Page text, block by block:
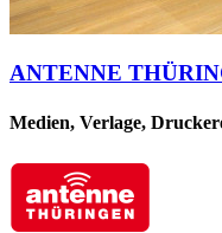
ANTENNE
Medien, Verlage,